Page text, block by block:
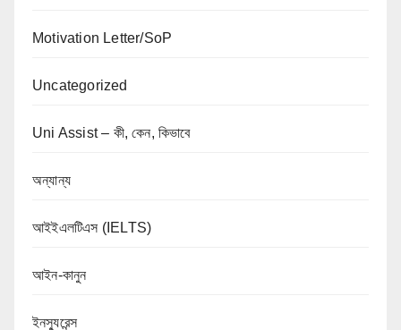
Motivation Letter/SoP
Uncategorized
Uni Assist – কী, কেন, কিভাবে
অন্যান্য
আইইএলটিএস (IELTS)
আইন-কানুন
ইনস্যুরেন্স